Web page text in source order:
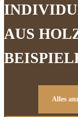
AUS
Alles